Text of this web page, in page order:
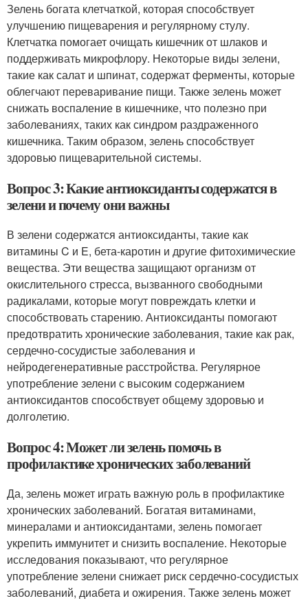
Зелень богата клетчаткой, которая способствует
улучшению пищеварения и регулярному стулу.
Клетчатка помогает очищать кишечник от шлаков и
поддерживать микрофлору. Некоторые виды зелени,
такие как салат и шпинат, содержат ферменты, которые
облегчают переваривание пищи. Также зелень может
снижать воспаление в кишечнике, что полезно при
заболеваниях, таких как синдром раздраженного
кишечника. Таким образом, зелень способствует
здоровью пищеварительной системы.
Вопрос 3: Какие антиоксиданты содержатся в
зелени и почему они важны
В зелени содержатся антиоксиданты, такие как
витамины C и E, бета-каротин и другие фитохимические
вещества. Эти вещества защищают организм от
окислительного стресса, вызванного свободными
радикалами, которые могут повреждать клетки и
способствовать старению. Антиоксиданты помогают
предотвратить хронические заболевания, такие как рак,
сердечно-сосудистые заболевания и
нейродегенеративные расстройства. Регулярное
употребление зелени с высоким содержанием
антиоксидантов способствует общему здоровью и
долголетию.
Вопрос 4: Может ли зелень помочь в
профилактике хронических заболеваний
Да, зелень может играть важную роль в профилактике
хронических заболеваний. Богатая витаминами,
минералами и антиоксидантами, зелень помогает
укрепить иммунитет и снизить воспаление. Некоторые
исследования показывают, что регулярное
употребление зелени снижает риск сердечно-сосудистых
заболеваний, диабета и ожирения. Также зелень может